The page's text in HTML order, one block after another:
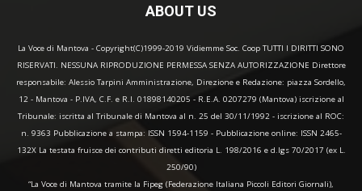
ABOUT US
La Voce di Mantova - Copyright(C)1999-2019 Vidiemme Soc. Coop TUTTI I DIRITTI SONO
RISERVATI. NESSUNA RIPRODUZIONE PERMESSA SENZA AUTORIZZAZIONE Direttore
responsabile: Alessio Tarpini Amministrazione, Direzione e Redazione: piazza Sordello,
12 - Mantova - P.IVA, C.F. e R.I. 01898140205 - R.E.A. 0207279 (Mantova) iscrizione al
Tribunale: iscritta al Tribunale di Mantova al n. 25 del 30/11/1992 - iscrizione al ROC:
n. 9363 Pubblicazione a stampa: ISSN 1594-1159 - Pubblicazione online: ISSN 2465-
132X La testata fruisce dei contributi diretti editoria L. 198/2016 e d.lgs 70/2017 (ex L.
250/90)
“La Voce di Mantova tramite la Fipeg (Federazione Italiana Piccoli Editori Giornali),